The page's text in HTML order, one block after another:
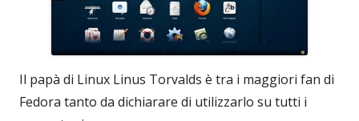
Il papà di Linux Linus Torvalds è tra i maggiori fan di
Fedora tanto da dichiarare di utilizzarlo su tutti i